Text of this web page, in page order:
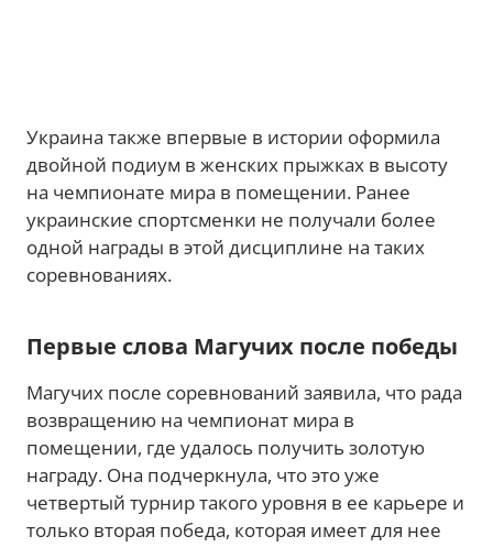
Украина также впервые в истории оформила
двойной подиум в женских прыжках в высоту
на чемпионате мира в помещении. Ранее
украинские спортсменки не получали более
одной награды в этой дисциплине на таких
соревнованиях.
Первые слова Магучих после победы
Магучих после соревнований заявила, что рада
возвращению на чемпионат мира в
помещении, где удалось получить золотую
награду. Она подчеркнула, что это уже
четвертый турнир такого уровня в ее карьере и
только вторая победа, которая имеет для нее